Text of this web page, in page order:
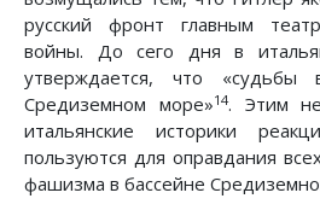
русский фронт главным
войны. До сего дня в
утверждается, что
Средиземном море»14. Этим
итальянские историки
пользуются для оправдания
фашизма в бассейне